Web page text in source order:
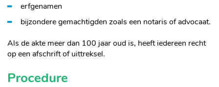
erfgenamen
bijzondere gemachtigden zoals een notaris of advocaat.
Als de akte meer dan 100 jaar oud is, heeft iedereen recht
op een afschrift of uittreksel.
Procedure